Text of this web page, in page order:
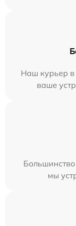
Наш курьер в
ваше
мы